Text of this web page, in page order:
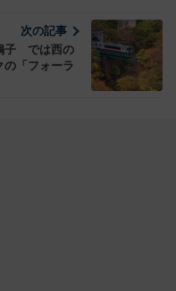
次の記事
子 では西の
「フォーラ